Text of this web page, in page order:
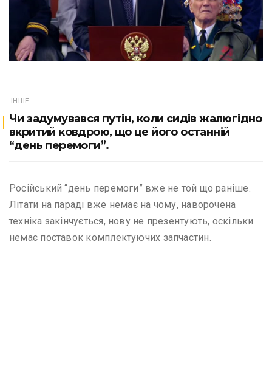
ІНШЕ
Чи задумувався путін, коли сидів жалюгідно
вкритий ковдрою, що це його останній
“день перемоги”.
Російський “день перемоги” вже не той що раніше.
Літати на параді вже немає на чому, наворочена
техніка закінчується, нову не презентують, оскільки
немає поставок комплектуючих запчастин.